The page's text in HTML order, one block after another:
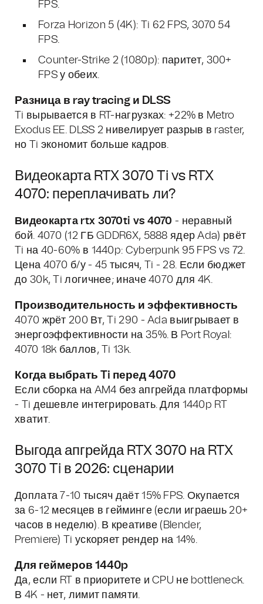
FPS.
Forza Horizon 5 (4K): Ti 62 FPS, 3070 54
FPS.
Counter-Strike 2 (1080p): паритет, 300+
FPS у обеих.
Разница в ray tracing и DLSS
Ti вырывается в RT-нагрузках: +22% в Metro
Exodus EE. DLSS 2 нивелирует разрыв в raster,
но Ti экономит больше кадров.
Видеокарта RTX 3070 Ti vs RTX
4070: переплачивать ли?
Видеокарта rtx 3070ti vs 4070 - неравный
бой. 4070 (12 ГБ GDDR6X, 5888 ядер Ada) рвёт
Ti на 40-60% в 1440p: Cyberpunk 95 FPS vs 72.
Цена 4070 б/у - 45 тысяч, Ti - 28. Если бюджет
до 30k, Ti логичнее; иначе 4070 для 4K.
Производительность и эффективность
4070 жрёт 200 Вт, Ti 290 - Ada выигрывает в
энергоэффективности на 35%. В Port Royal:
4070 18k баллов, Ti 13k.
Когда выбрать Ti перед 4070
Если сборка на AM4 без апгрейда платформы
- Ti дешевле интегрировать. Для 1440p RT
хватит.
Выгода апгрейда RTX 3070 на RTX
3070 Ti в 2026: сценарии
Доплата 7-10 тысяч даёт 15% FPS. Окупается
за 6-12 месяцев в гейминге (если играешь 20+
часов в неделю). В креативе (Blender,
Premiere) Ti ускоряет рендер на 14%.
Для геймеров 1440p
Да, если RT в приоритете и CPU не bottleneck.
В 4K - нет, лимит памяти.